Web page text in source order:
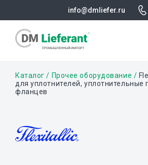
основному
info@dmliefer.ru
Строка
навигации
Каталог Прочее оборудование
для уплотнителей, уплотнительные
фланцев